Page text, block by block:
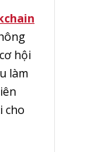
hội
làm
cho